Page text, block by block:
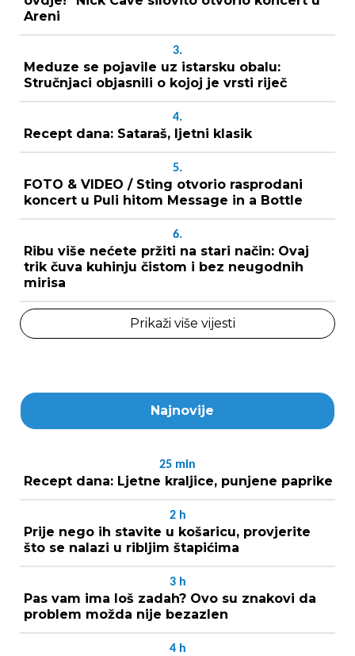
Areni
3.
Meduze se pojavile uz istarsku obalu:
Stručnjaci objasnili o kojoj je vrsti riječ
4.
Recept dana: Sataraš, ljetni klasik
5.
FOTO & VIDEO / Sting otvorio rasprodani
koncert u Puli hitom Message in a Bottle
6.
Ribu više nećete pržiti na stari način: Ovaj
trik čuva kuhinju čistom i bez neugodnih
mirisa
Prikaži više vijesti
Najnovije
25 min
Recept dana: Ljetne kraljice, punjene paprike
2 h
Prije nego ih stavite u košaricu, provjerite
što se nalazi u ribljim štapićima
3 h
Pas vam ima loš zadah? Ovo su znakovi da
problem možda nije bezazlen
4 h